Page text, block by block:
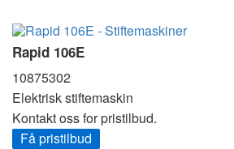
Rapid 106E
10875302
Elektrisk stiftemaskin
Kontakt oss for pristilbud.
Få pristilbud